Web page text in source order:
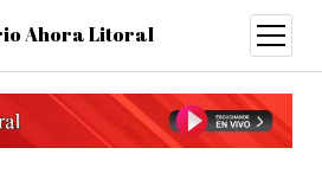
Ahora Litoral
open
menu